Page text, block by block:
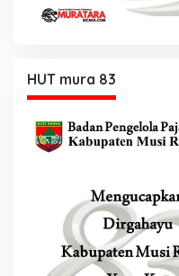
HUT mura 83